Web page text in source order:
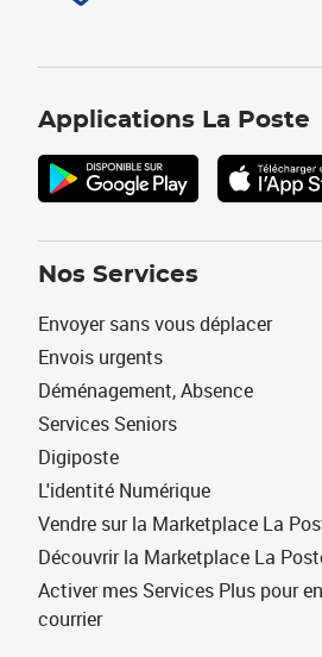
Applications La Poste
Nos Services
Envoyer sans vous déplacer
Envois urgents
Déménagement, Absence
Services Seniors
Digiposte
L'identité Numérique
Vendre sur la Marketplace La
Découvrir la Marketplace La
Activer mes Services Plus pour
courrier